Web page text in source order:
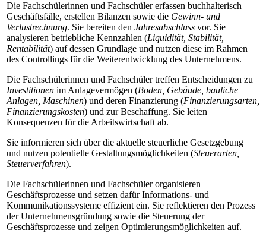
Die Fachschülerinnen und Fachschüler erfassen buchhalterisch
Geschäftsfälle, erstellen Bilanzen sowie die Gewinn- und
Verlustrechnung. Sie bereiten den Jahresabschluss vor. Sie
analysieren betriebliche Kennzahlen (Liquidität, Stabilität,
Rentabilität) auf dessen Grundlage und nutzen diese im Rahmen
des Controllings für die Weiterentwicklung des Unternehmens.
Die Fachschülerinnen und Fachschüler treffen Entscheidungen zu
Investitionen im Anlagevermögen (Boden, Gebäude, bauliche
Anlagen, Maschinen) und deren Finan­zierung (Finanzierungsarten,
Finanzierungskosten) und zur Beschaffung. Sie leiten
Konsequenzen für die Arbeitswirtschaft ab.
Sie informieren sich über die aktuelle steuerliche Gesetzgebung
und nutzen potentielle Gestaltungsmöglichkeiten (Steuerarten,
Steuerverfahren).
Die Fachschülerinnen und Fachschüler organisieren
Geschäftsprozesse und setzen dafür Informations- und
Kommunikationssysteme effizient ein. Sie reflektieren den Prozess
der Unternehmensgründung sowie die Steuerung der
Geschäftsprozesse und zeigen Optimierungsmöglichkeiten auf.